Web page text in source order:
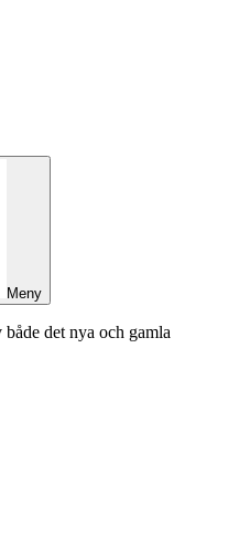
Meny
det nya och gamla